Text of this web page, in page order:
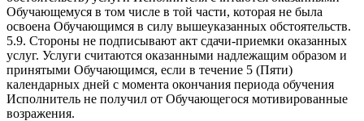
Обучающемуся в том числе в той части, которая не была
освоена Обучающимся в силу вышеуказанных обстоятельств.
5.9. Стороны не подписывают акт сдачи-приемки оказанных
услуг. Услуги считаются оказанными надлежащим образом и
принятыми Обучающимся, если в течение 5 (Пяти)
календарных дней с момента окончания периода обучения
Исполнитель не получил от Обучающегося мотивированные
возражения.